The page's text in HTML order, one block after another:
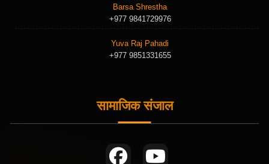
Barsa Shrestha
+977 9841729976
Yuva Raj Pahadi
+977 9851331655
सामाजिक संजाल